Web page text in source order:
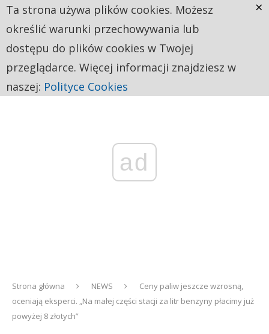
ad
Strona główna NEWS
Ceny paliw jeszcze wzrosną,
oceniają eksperci. „Na małej części stacji za litr benzyny płacimy już
powyżej 8 złotych”
Ta strona używa plików cookies. Możesz
określić warunki przechowywania lub
dostępu do plików cookies w Twojej
przeglądarce. Więcej informacji znajdziesz w
naszej: Polityce Cookies
×